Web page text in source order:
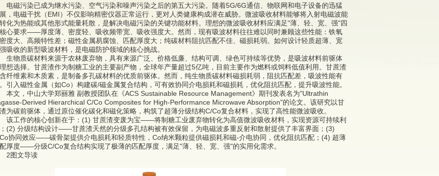
污染已成为继水污染、空气污染和噪声污染之后的第五大污染。随着5G/6G通信、物联网和电子设备的迅猛
，电磁干扰（EMI）不仅影响精密仪器正常运行，更对人类健康构成潜在威胁。微波吸收材料能够将入射电磁波能
化为热能或其他形式能量耗散，是解决电磁污染的关键功能材料。理想的微波吸收材料应满足"薄、轻、宽、强"四
心要求——厚度薄、密度轻、吸收频带宽、吸收强度大。然而，现有吸波材料往往难以同时兼顾这些性能：铁氧
度大、高频特性差；磁性金属易腐蚀、匹配厚度大；纯碳材料阻抗匹配不佳、磁损耗弱。如何设计轻质超薄、宽
吸收的新型吸波材料，是电磁防护领域的核心挑战。
质碳材料来源于农林废弃物，具有来源广泛、价格低廉、结构可调、绿色可持续等优势，是吸波材料前驱体
想选择。甘蔗渣作为制糖工业的主要副产物，全球年产量超过5亿吨，目前主要作为燃料或饲料低值利用。甘蔗渣
纤维素和木质素，是制备多孔碳材料的优质前驱体。然而，纯生物质碳材料磁损耗弱，阻抗匹配差，吸波性能有
引入磁性金属（如Co）构建碳/磁金属复合结构，可有效协同介电损耗和磁损耗，优化阻抗匹配，提升吸波性能。
，中山大学郑丽雅 副教授团队在《ACS Sustainable Resource Management》期刊发表名为"Ultrathin
Derived Hierarchical C/Co Composites for High-Performance Microwave Absorption"的论文。该研究以甘
为碳前驱体，通过原位催化碳化和磁化策略，构筑了超薄分级结构C/Co复合材料，实现了高性能微波吸收。
作的核心创新在于：(1) 甘蔗渣变废为宝——将制糖工业废弃物转化为高值微波吸收材料，实现资源可持续利
(2) 分级结构设计——甘蔗渣天然的分级多孔结构被有效保留，为电磁波多重反射和散射提供了丰富界面；(3)
协同效应——碳骨架提供介电损耗和轻质特性，Co纳米颗粒提供磁损耗和磁-介电协同，优化阻抗匹配；(4) 超薄
厚度——分级C/Co复合结构实现了极薄的匹配厚度，满足"薄、轻、宽、强"的实用化需求。
文导读